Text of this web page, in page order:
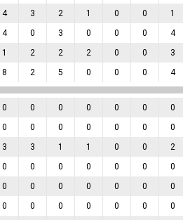
4 3 2 1 0 0 1
4 0 3 0 0 0 4
1 2 2 2 0 0 3
8 2 5 0 0 0 4
0 0 0 0 0 0 0
0 0 0 0 0 0 0
3 3 1 1 0 0 2
0 0 0 0 0 0 0
0 0 0 0 0 0 0
0 0 0 0 0 0 0